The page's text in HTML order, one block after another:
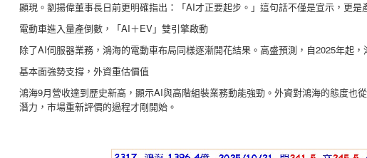
顯現。劉揚偉董事長日前更明確指出：「AI才正要起步。」這句話不僅是宣示，更
電動車進入量產倒數，「AI＋EV」雙引擎啟動
除了AI伺服器業務，鴻海的電動車布局同樣逐漸開花結果。高盛預測，自2025年起
基本面強勢支撐，外資重估價值
鴻海9月營收達到歷史新高，顯示AI與高階組裝業務動能強勁。外資對鴻海的態度
潛力，市場重新評價的過程才剛開始。